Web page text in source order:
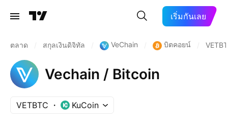
เริ่มกันเลย
ตลาด สกุลเงินดิจิทัล VeChain บิตคอยน์
Vechain / Bitcoin
VETBTC KuCoin